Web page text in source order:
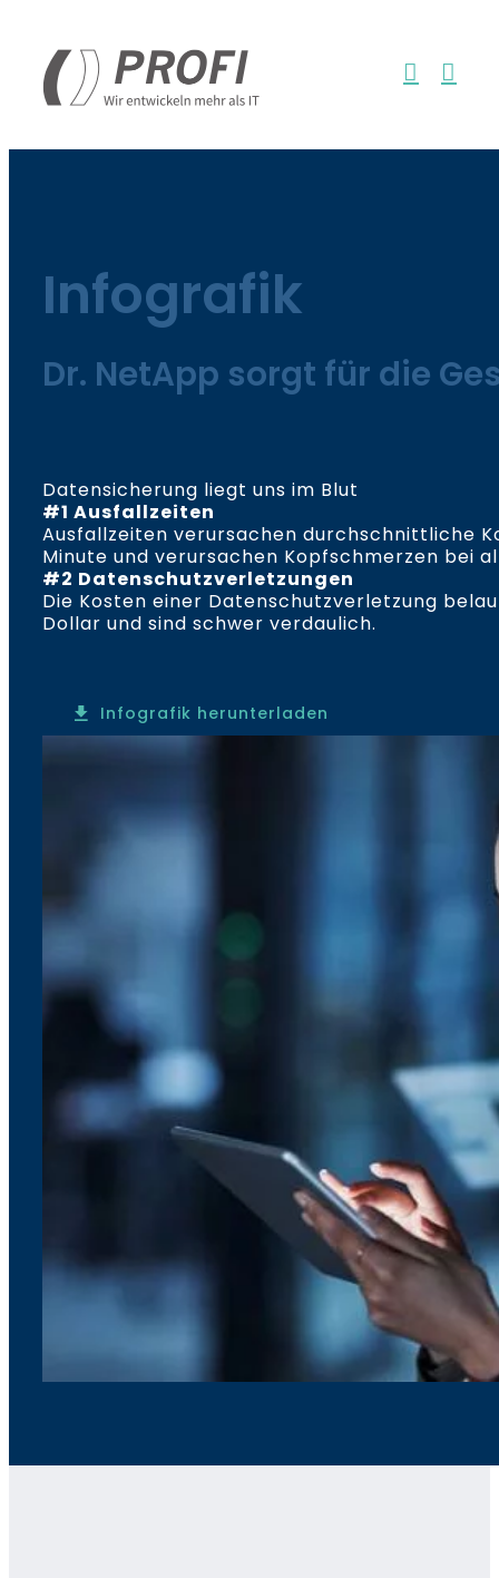
springen
Infografik
Dr. NetApp sorgt für die
Datensicherung liegt uns im Blut
#1 Ausfallzeiten
Ausfallzeiten verursachen durchschnittliche
Minute und verursachen Kopfschmerzen bei
#2 Datenschutzverletzungen
Die Kosten einer Datenschutzverletzung
Dollar und sind schwer verdaulich.
Infografik herunterladen